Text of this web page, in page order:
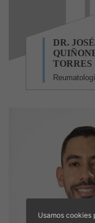
DR.
TORRES
Usamos cookies